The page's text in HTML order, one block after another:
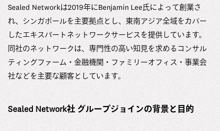
Sealed Networkは2019年にBenjamin Lee氏によって創業さ
れ、シンガポールを主要拠点とし、東南アジア全域をカバー
したエキスパートネットワークサービスを提供しています。
同社のネットワークは、専門性の高い知見を求めるコンサル
ティングファーム・金融機関・ファミリーオフィス・事業会
社などを主要な顧客としています。
Sealed Network社 グループジョインの背景と目的